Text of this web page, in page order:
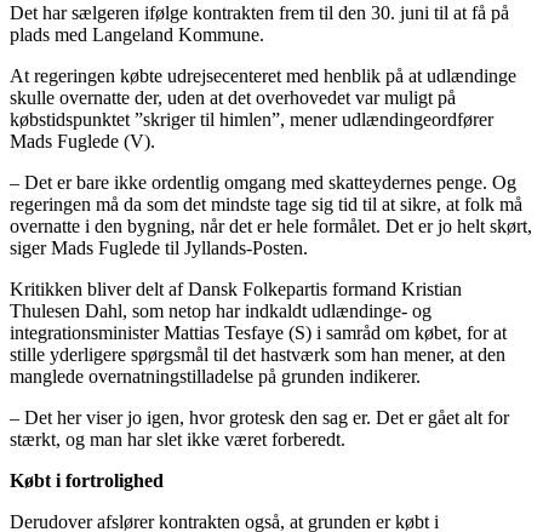
Det har sælgeren ifølge kontrakten frem til den 30. juni til at få på
plads med Langeland Kommune.
At regeringen købte udrejsecenteret med henblik på at udlændinge
skulle overnatte der, uden at det overhovedet var muligt på
købstidspunktet ”skriger til himlen”, mener udlændingeordfører
Mads Fuglede (V).
– Det er bare ikke ordentlig omgang med skatteydernes penge. Og
regeringen må da som det mindste tage sig tid til at sikre, at folk må
overnatte i den bygning, når det er hele formålet. Det er jo helt skørt,
siger Mads Fuglede til Jyllands-Posten.
Kritikken bliver delt af Dansk Folkepartis formand Kristian
Thulesen Dahl, som netop har indkaldt udlændinge- og
integrationsminister Mattias Tesfaye (S) i samråd om købet, for at
stille yderligere spørgsmål til det hastværk som han mener, at den
manglede overnatningstilladelse på grunden indikerer.
– Det her viser jo igen, hvor grotesk den sag er. Det er gået alt for
stærkt, og man har slet ikke været forberedt.
Købt i fortrolighed
Derudover afslører kontrakten også, at grunden er købt i